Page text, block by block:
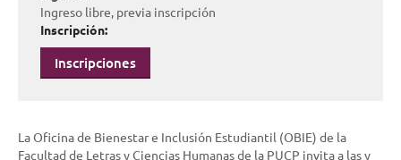
Ingreso libre, previa inscripción
Inscripción:
Inscripciones
La Oficina de Bienestar e Inclusión Estudiantil (OBIE) de la
Facultad de Letras y Ciencias Humanas de la PUCP invita a las y